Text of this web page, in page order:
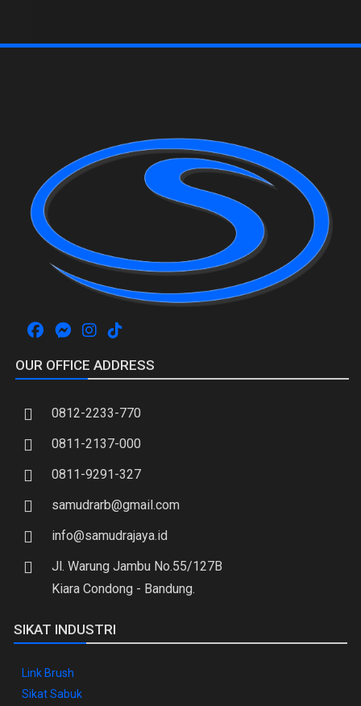
OUR OFFICE ADDRESS
0812-2233-770
0811-2137-000
0811-9291-327
samudrarb@gmail.com
info@samudrajaya.id
Jl. Warung Jambu No.55/127B
Kiara Condong - Bandung.
SIKAT INDUSTRI
Link Brush
Sikat Sabuk